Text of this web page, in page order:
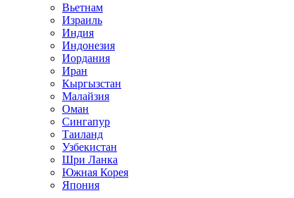
Вьетнам
Израиль
Индия
Индонезия
Иордания
Иран
Кыргызстан
Малайзия
Оман
Сингапур
Таиланд
Узбекистан
Шри Ланка
Южная Корея
Япония